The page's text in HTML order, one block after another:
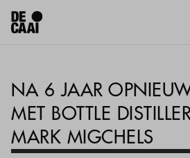
NA 6 JAAR
MET BOTTLE
MARK MIGCHELS